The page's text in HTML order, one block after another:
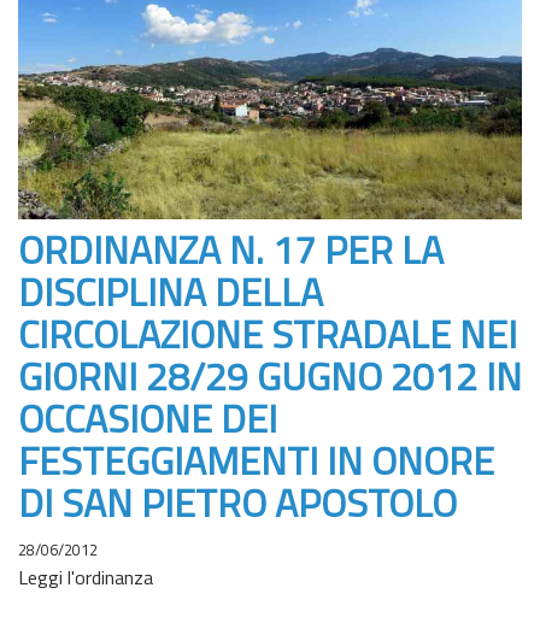
ORDINANZA N. 17 PER LA
DISCIPLINA DELLA
CIRCOLAZIONE STRADALE NEI
GIORNI 28/29 GUGNO 2012 IN
OCCASIONE DEI
FESTEGGIAMENTI IN ONORE
DI SAN PIETRO APOSTOLO
28/06/2012
Leggi l'ordinanza